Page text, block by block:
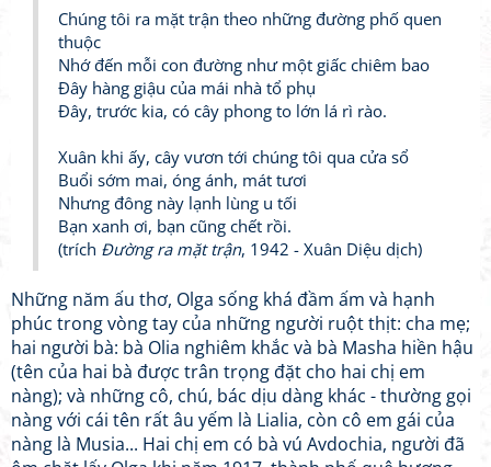
Chúng tôi ra mặt trận theo những đường phố quen
thuộc
Nhớ đến mỗi con đường như một giấc chiêm bao
Đây hàng giậu của mái nhà tổ phụ
Đây, trước kia, có cây phong to lớn lá rì rào.
Xuân khi ấy, cây vươn tới chúng tôi qua cửa sổ
Buổi sớm mai, óng ánh, mát tươi
Nhưng đông này lạnh lùng u tối
Bạn xanh ơi, bạn cũng chết rồi.
(trích Đường ra mặt trận, 1942 - Xuân Diệu dịch)
Những năm ấu thơ, Olga sống khá đầm ấm và hạnh
phúc trong vòng tay của những người ruột thịt: cha mẹ;
hai người bà: bà Olia nghiêm khắc và bà Masha hiền hậu
(tên của hai bà được trân trọng đặt cho hai chị em
nàng); và những cô, chú, bác dịu dàng khác - thường gọi
nàng với cái tên rất âu yếm là Lialia, còn cô em gái của
nàng là Musia... Hai chị em có bà vú Avdochia, người đã